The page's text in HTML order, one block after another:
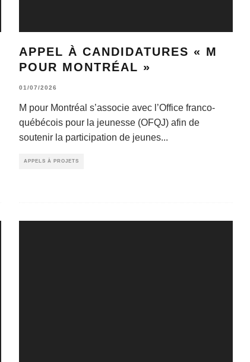
APPEL À CANDIDATURES « M
POUR MONTRÉAL »
01/07/2026
M pour Montréal s’associe avec l’Office franco-
québécois pour la jeunesse (OFQJ) afin de
soutenir la participation de jeunes...
APPELS À PROJETS